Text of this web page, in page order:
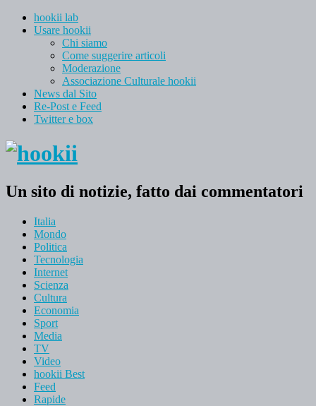
hookii lab
Usare hookii
Chi siamo
Come suggerire articoli
Moderazione
Associazione Culturale hookii
News dal Sito
Re-Post e Feed
Twitter e box
Un sito di notizie, fatto dai commentatori
Italia
Mondo
Politica
Tecnologia
Internet
Scienza
Cultura
Economia
Sport
Media
TV
Video
hookii Best
Feed
Rapide